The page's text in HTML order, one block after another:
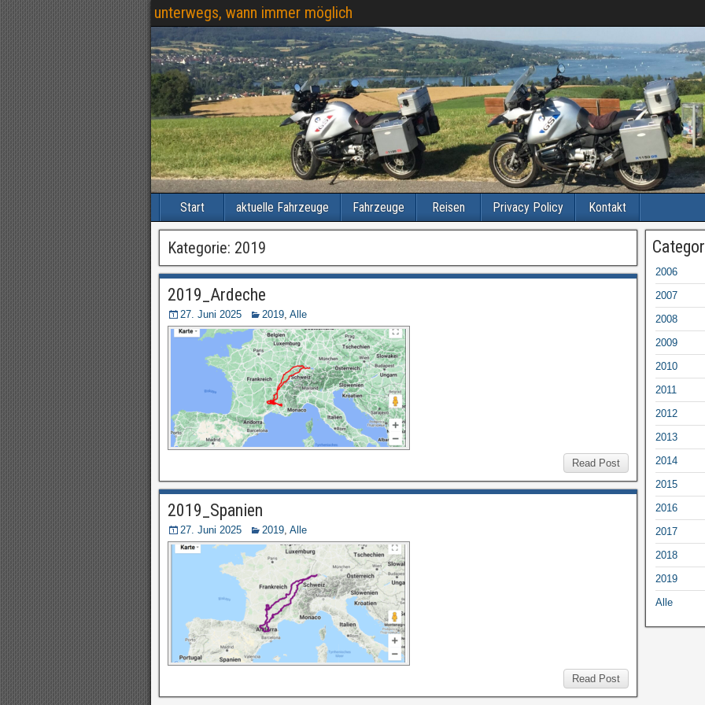
unterwegs, wann immer möglich
Start aktuelle Fahrzeuge Fahrzeuge Reisen Privacy Policy Kontakt
Kategorie: 2019
2019_Ardeche
27. Juni 2025 2019 Alle
Read Post
2019_Spanien
27. Juni 2025 2019 Alle
Read Post
2006
2007
2008
2009
2010
2011
2012
2013
2014
2015
2016
2017
2018
2019
Alle